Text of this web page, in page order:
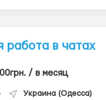
работа в чатах
/ в месяц
Украина (Одесса)